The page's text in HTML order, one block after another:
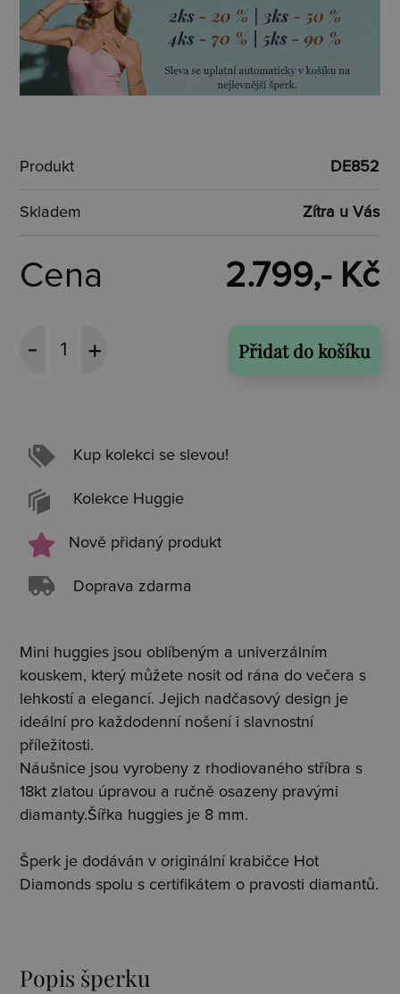
Produkt DE852
Skladem Zítra u Vás
Cena 2.799,- Kč
Přidat do košíku
Kup kolekci se slevou!
Kolekce Huggie
Nově přidaný produkt
Doprava zdarma
Mini huggies jsou oblíbeným a univerzálním
kouskem, který můžete nosit od rána do večera s
lehkostí a elegancí. Jejich nadčasový design je
ideální pro každodenní nošení i slavnostní
příležitosti.
Náušnice jsou vyrobeny z rhodiovaného stříbra s
18kt zlatou úpravou a ručně osazeny pravými
diamanty.Šířka huggies je 8 mm.
Šperk je dodáván v originální krabičce Hot
Diamonds spolu s certifikátem o pravosti diamantů.
Popis šperku